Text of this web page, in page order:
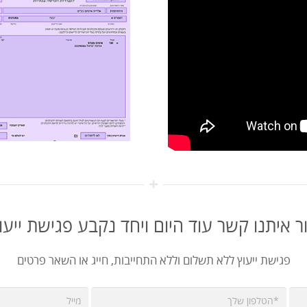
איתנו קשר עוד היום ויחד נקבע פגישת
פגישת ייעוץ ללא תשלום וללא התחייבות, חייג או השאר פרטים